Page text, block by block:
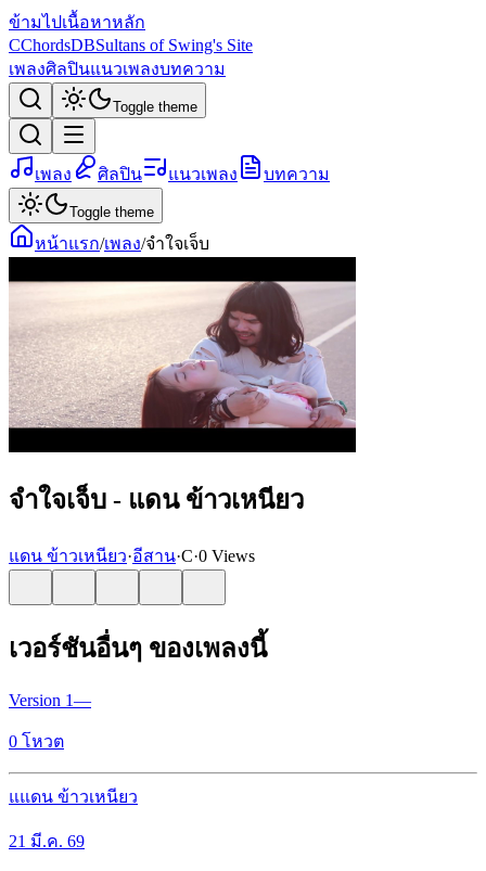
ข้ามไปเนื้อหาหลัก
CChordsDBSultans of Swing's Site
เพลงศิลปินแนวเพลงบทความ
Toggle theme
เพลง ศิลปิน แนวเพลง บทความ
Toggle theme
หน้าแรก/เพลง/จำใจเจ็บ
จำใจเจ็บ - แดน ข้าวเหนียว
แดน ข้าวเหนียว·อีสาน·C·0 Views
เวอร์ชันอื่นๆ ของเพลงนี้
Version 1—
0 โหวต
แแดน ข้าวเหนียว
21 มี.ค. 69